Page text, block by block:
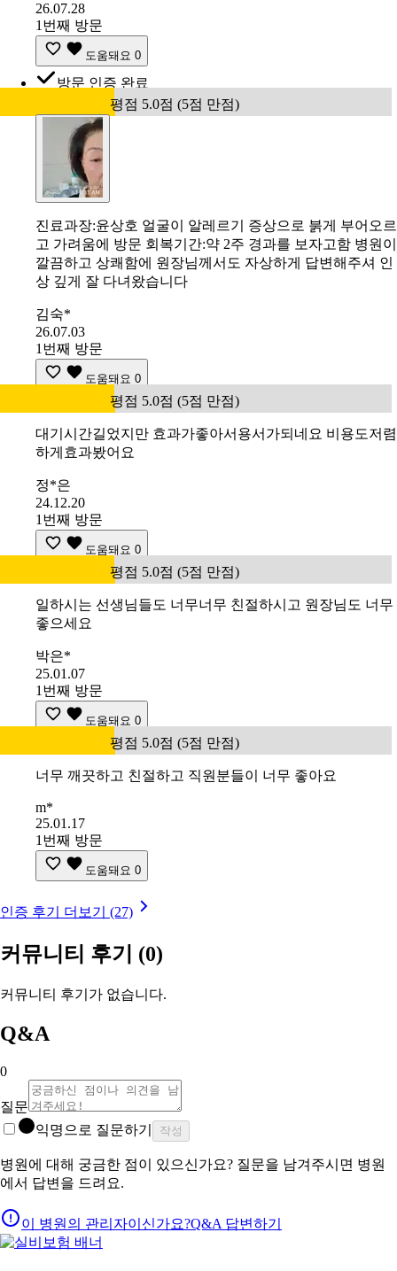
26.07.28
1번째 방문
도움돼요 0
방문 인증 완료
평점 5.0점 (5점 만점)
진료과장:윤상호 얼굴이 알레르기 증상으로 붉게 부어오르
고 가려움에 방문 회복기간:약 2주 경과를 보자고함 병원이
깔끔하고 상쾌함에 원장님께서도 자상하게 답변해주셔 인
상 깊게 잘 다녀왔습니다
김숙*
26.07.03
1번째 방문
도움돼요 0
평점 5.0점 (5점 만점)
대기시간길었지만 효과가좋아서용서가되네요 비용도저렴
하게효과봤어요
정*은
24.12.20
1번째 방문
도움돼요 0
평점 5.0점 (5점 만점)
일하시는 선생님들도 너무너무 친절하시고 원장님도 너무
좋으세요
박은*
25.01.07
1번째 방문
도움돼요 0
평점 5.0점 (5점 만점)
너무 깨끗하고 친절하고 직원분들이 너무 좋아요
m*
25.01.17
1번째 방문
도움돼요 0
인증 후기 더보기 (27)
커뮤니티 후기 (0)
커뮤니티 후기가 없습니다.
Q&A
0
질문
익명으로 질문하기
작성
병원에 대해 궁금한 점이 있으신가요? 질문을 남겨주시면 병원
에서 답변을 드려요.
이 병원의 관리자이신가요?Q&A 답변하기